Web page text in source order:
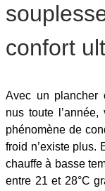
confort
Avec un plancher
nus toute
phénomène de
froid n’existe plus.
chauffe à basse
entre 21 et 28°C